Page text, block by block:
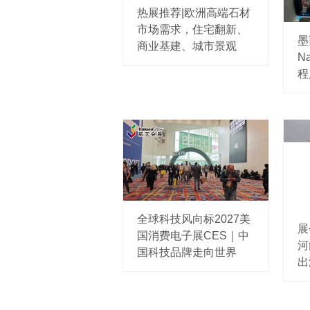
热展推荐|欧洲高端石材
市场需求，住宅翻新、
商业基建、城市景观
全球科技风向标2027美
国消费电子展CES｜中
国科技品牌走向世界